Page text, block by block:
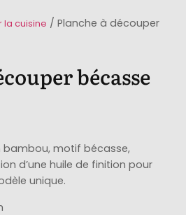
la cuisine / Planche à découper
bécasse
bambou, motif bécasse,
d’une huile de finition pour
unique.